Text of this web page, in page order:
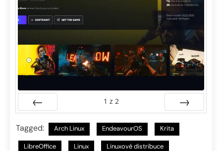
1 z 2
Tagged: Arch Linux EndeavourOS Krita
LibreOffice Linux Linuxové distribuce